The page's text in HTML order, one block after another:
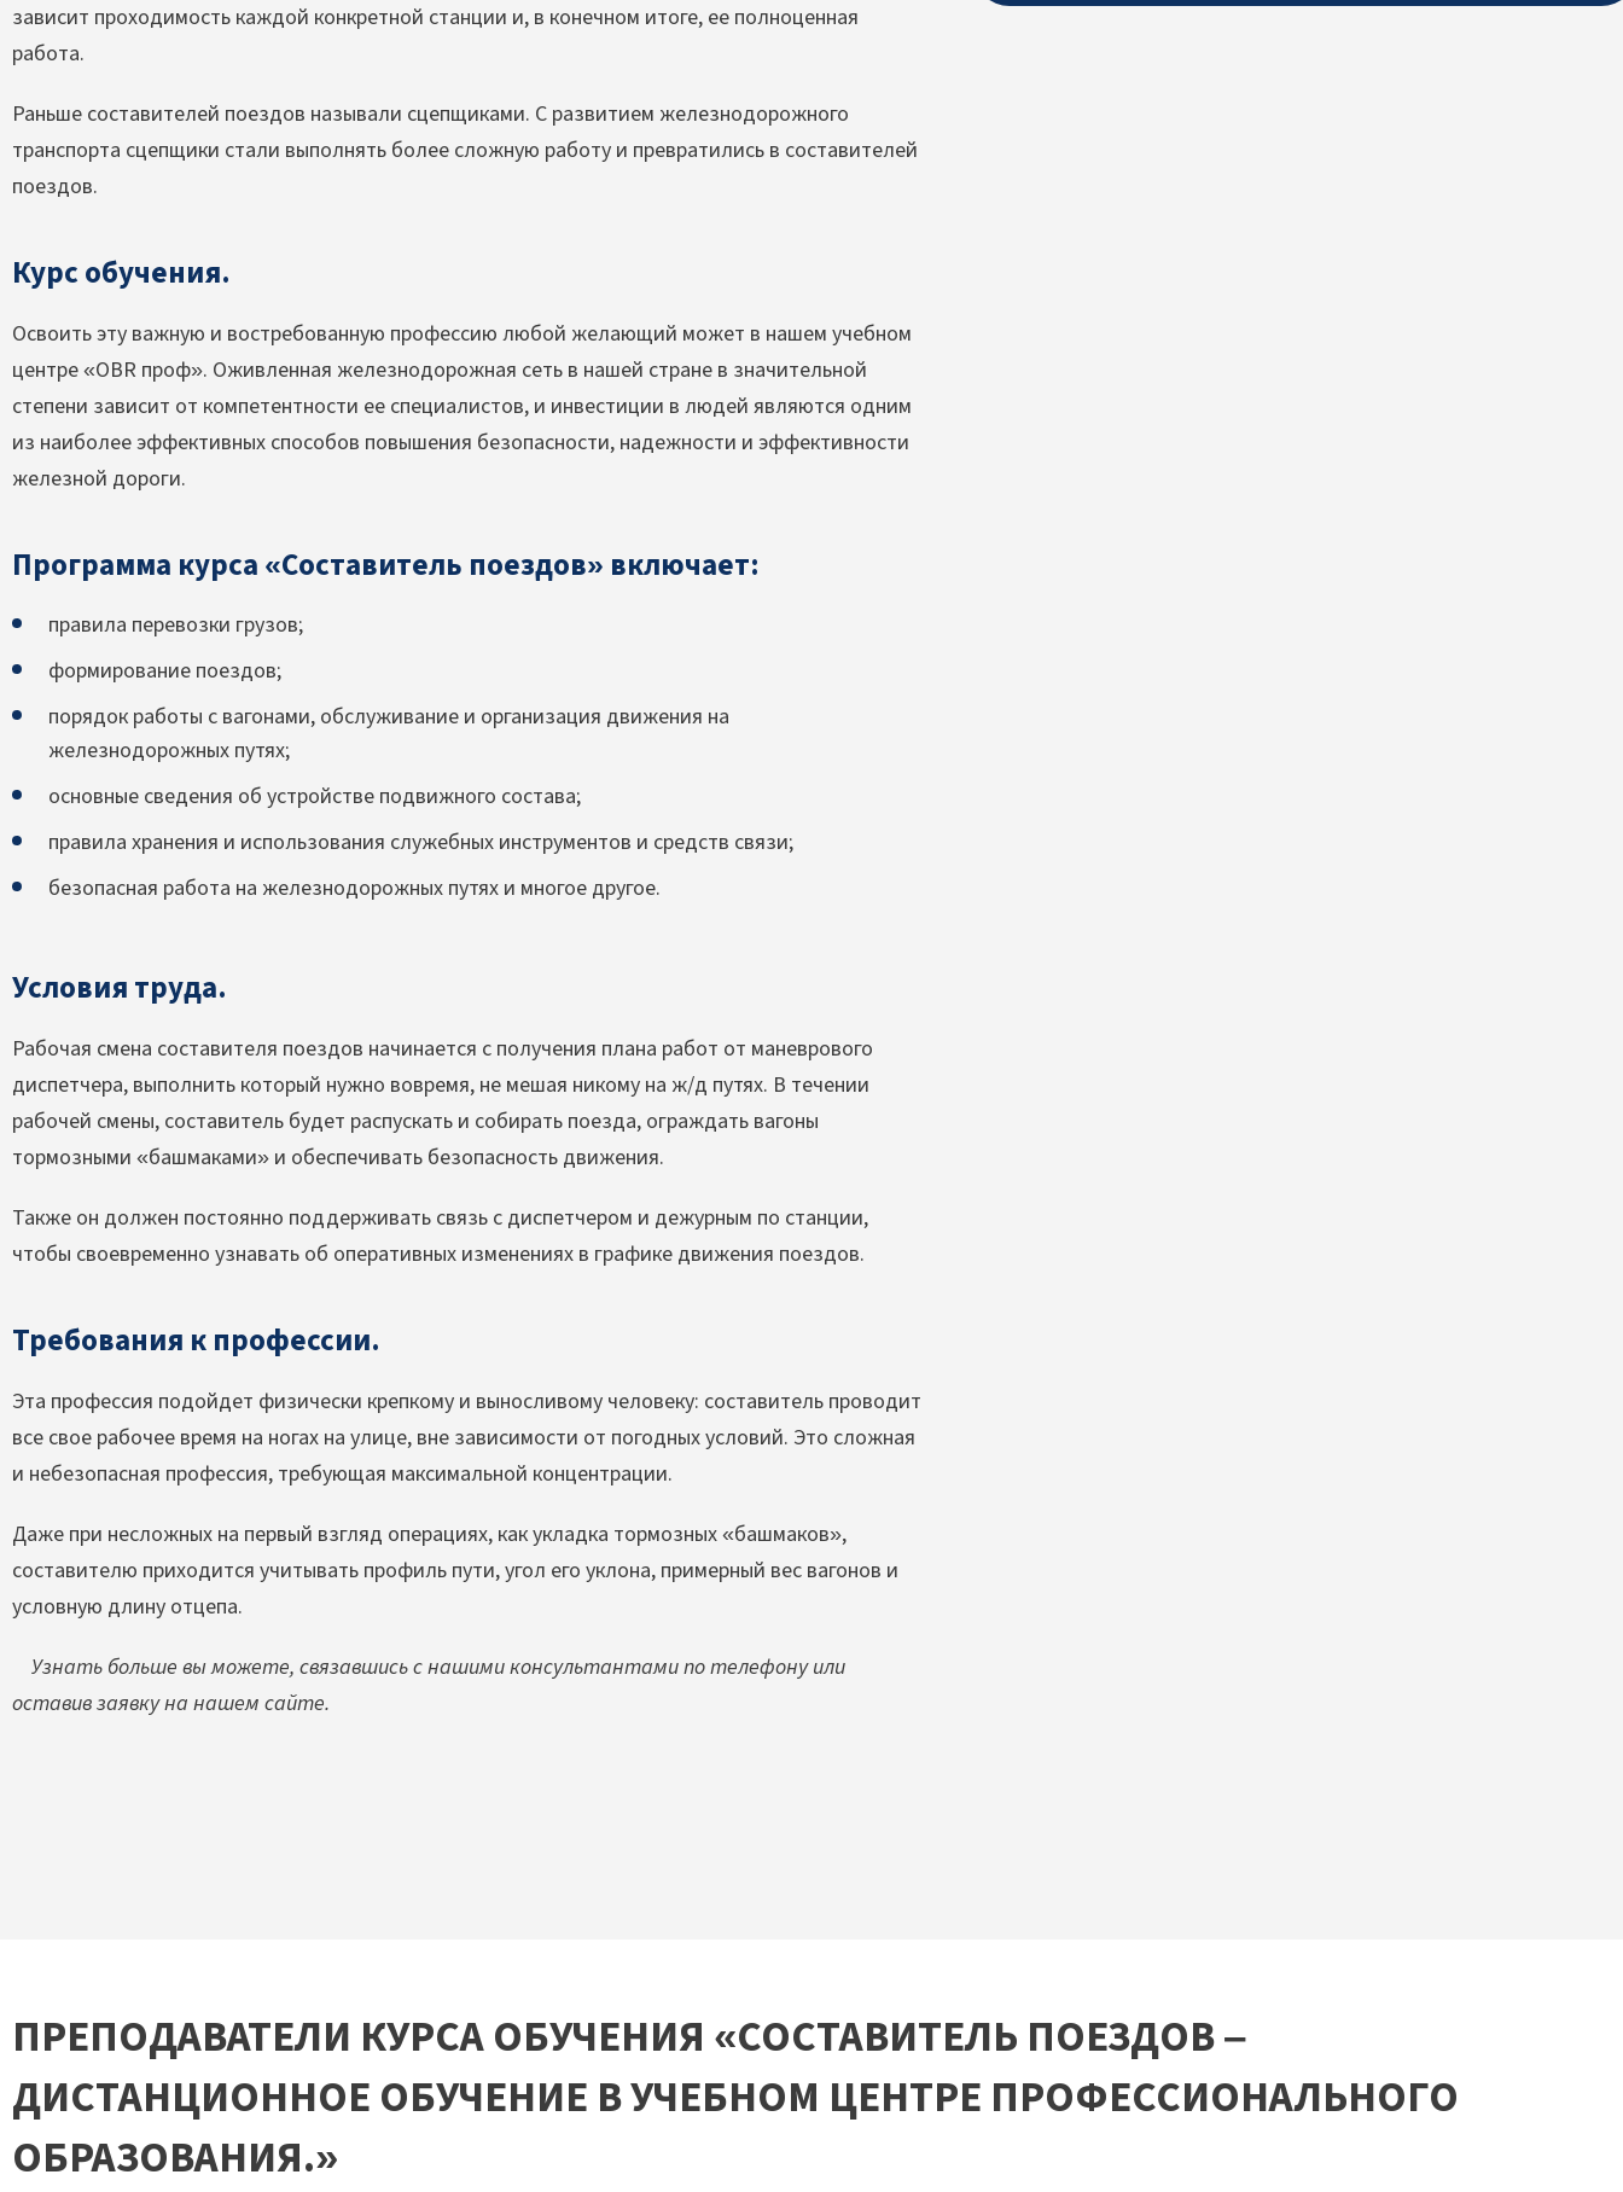
зависит проходимость каждой конкретной станции и, в конечном итоге, ее полноценная
работа.
Раньше составителей поездов называли сцепщиками. С развитием железнодорожного
транспорта сцепщики стали выполнять более сложную работу и превратились в составителей
поездов.
Курс обучения.
Освоить эту важную и востребованную профессию любой желающий может в нашем учебном
центре «OBR проф». Оживленная железнодорожная сеть в нашей стране в значительной
степени зависит от компетентности ее специалистов, и инвестиции в людей являются одним
из наиболее эффективных способов повышения безопасности, надежности и эффективности
железной дороги.
Программа курса «Составитель поездов» включает:
правила перевозки грузов;
формирование поездов;
порядок работы с вагонами, обслуживание и организация движения на
железнодорожных путях;
основные сведения об устройстве подвижного состава;
правила хранения и использования служебных инструментов и средств связи;
безопасная работа на железнодорожных путях и многое другое.
Условия труда.
Рабочая смена составителя поездов начинается с получения плана работ от маневрового
диспетчера, выполнить который нужно вовремя, не мешая никому на ж/д путях. В течении
рабочей смены, составитель будет распускать и собирать поезда, ограждать вагоны
тормозными «башмаками» и обеспечивать безопасность движения.
Также он должен постоянно поддерживать связь с диспетчером и дежурным по станции,
чтобы своевременно узнавать об оперативных изменениях в графике движения поездов.
Требования к профессии.
Эта профессия подойдет физически крепкому и выносливому человеку: составитель проводит
все свое рабочее время на ногах на улице, вне зависимости от погодных условий. Это сложная
и небезопасная профессия, требующая максимальной концентрации.
Даже при несложных на первый взгляд операциях, как укладка тормозных «башмаков»,
составителю приходится учитывать профиль пути, угол его уклона, примерный вес вагонов и
условную длину отцепа.
Узнать больше вы можете, связавшись с нашими консультантами по телефону или
оставив заявку на нашем сайте.
ПРЕПОДАВАТЕЛИ КУРСА ОБУЧЕНИЯ «СОСТАВИТЕЛЬ ПОЕЗДОВ –
ДИСТАНЦИОННОЕ ОБУЧЕНИЕ В УЧЕБНОМ ЦЕНТРЕ ПРОФЕССИОНАЛЬНОГО
ОБРАЗОВАНИЯ.»